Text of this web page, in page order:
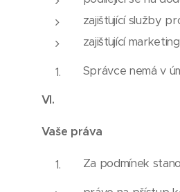
zajišťující služby
zajišťující
Správce nemá v
VI.
Vaše práva
Za podmínek